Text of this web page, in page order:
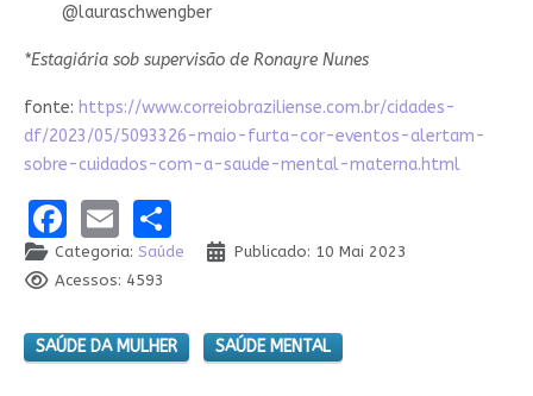
@lauraschwengber
*Estagiária sob supervisão de Ronayre Nunes
fonte: https://www.correiobraziliense.com.br/cidades-
df/2023/05/5093326-maio-furta-cor-eventos-alertam-
sobre-cuidados-com-a-saude-mental-materna.html
Facebook
EmailShare
Categoria: Saúde
Publicado: 10 Mai 2023
Acessos: 4593
SAÚDE DA MULHER SAÚDE MENTAL